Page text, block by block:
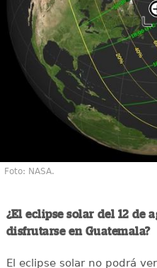
Foto: NASA.
¿El eclipse solar del 12 de
disfrutarse en Guatemala?
El eclipse solar no podrá